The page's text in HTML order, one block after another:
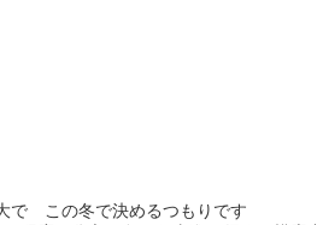
で この冬で決めるつもりです